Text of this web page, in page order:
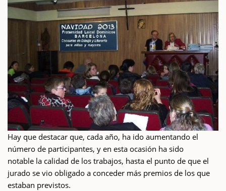
Hay que destacar que, cada año, ha ido aumentando el
número de participantes, y en esta ocasión ha sido
notable la calidad de los trabajos, hasta el punto de que el
jurado se vio obligado a conceder más premios de los que
estaban previstos.